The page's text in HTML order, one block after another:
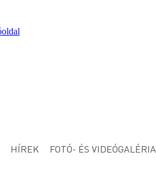
HÍREK FOTÓ- ÉS VIDEÓGALÉRIA